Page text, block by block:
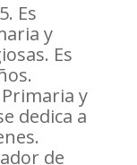
Es
y
Es
y
dedica a
de